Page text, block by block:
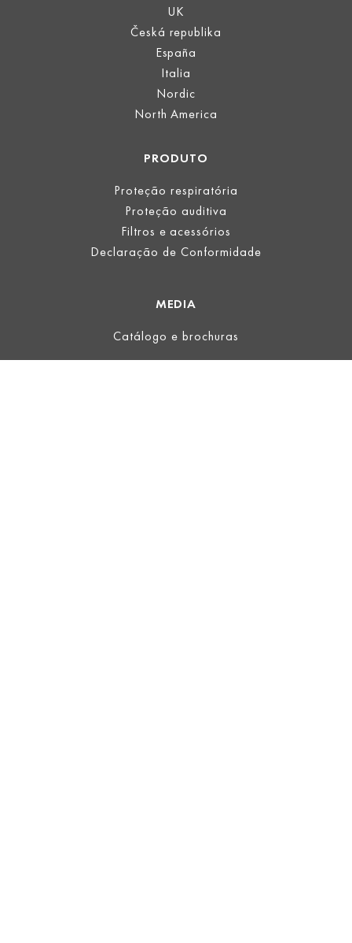
UK
Česká republika
España
Italia
Nordic
North America
PRODUTO
Proteção respiratória
Proteção auditiva
Filtros e acessórios
Declaração de Conformidade
MEDIA
Catálogo e brochuras